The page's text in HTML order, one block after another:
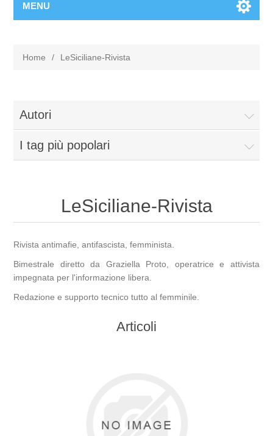
MENU
Home / LeSiciliane-Rivista
Autori
I tag più popolari
LeSiciliane-Rivista
Rivista antimafie, antifascista, femminista.
Bimestrale diretto da Graziella Proto, operatrice e attivista
impegnata per l'informazione libera.
Redazione e supporto tecnico tutto al femminile.
Articoli